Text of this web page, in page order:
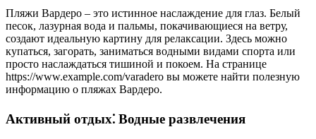
Пляжи Вардеро – это истинное наслаждение для глаз. Белый
песок, лазурная вода и пальмы, покачивающиеся на ветру,
создают идеальную картину для релаксации. Здесь можно
купаться, загорать, заниматься водными видами спорта или
просто наслаждаться тишиной и покоем. На странице
https://www.example.com/varadero вы можете найти полезную
информацию о пляжах Вардеро.
Активный отдых⁚ Водные развлечения